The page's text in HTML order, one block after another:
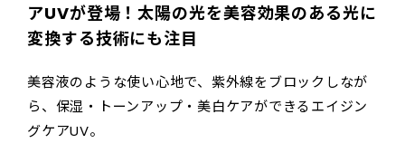
アUVが登場！太陽の光を美容効果のある光に
変換する技術にも注目
美容液のような使い心地で、紫外線をブロックしなが
ら、保湿・トーンアップ・美白ケアができるエイジン
グケアUV。